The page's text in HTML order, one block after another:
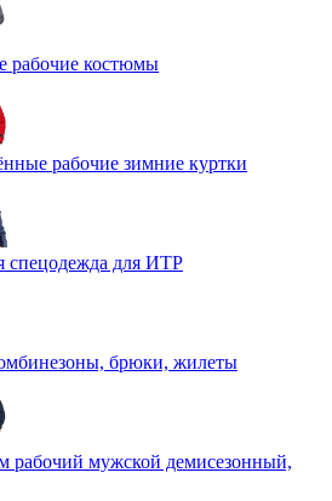
рабочие костюмы
рабочие зимние куртки
спецодежда для ИТР
брюки, жилеты
рабочий мужской демисезонный,